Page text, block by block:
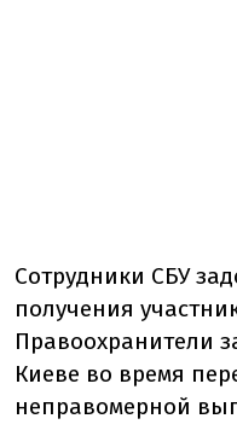
Сотрудники СБУ
получения
Правоохранители
Киеве во время
неправомерной